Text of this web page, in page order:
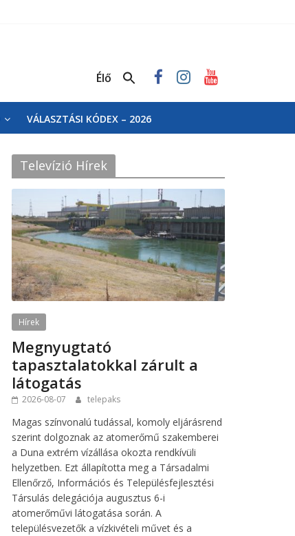
Élő
VÁLASZTÁSI KÓDEX – 2026
Televízió Hírek
Hírek
Megnyugtató
tapasztalatokkal zárult a
látogatás
2026-08-07 telepaks
Magas színvonalú tudással, komoly eljárásrend
szerint dolgoznak az atomerőmű szakemberei
a Duna extrém vízállása okozta rendkívüli
helyzetben. Ezt állapította meg a Társadalmi
Ellenőrző, Információs és Településfejlesztési
Társulás delegációja augusztus 6-i
atomerőművi látogatása során. A
településvezetők a vízkivételi művet és a